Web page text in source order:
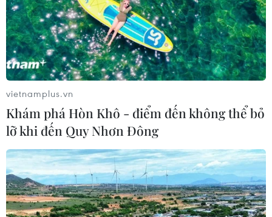
vietnamplus.vn
Khám phá Hòn Khô - điểm đến không thể bỏ
lỡ khi đến Quy Nhơn Đông